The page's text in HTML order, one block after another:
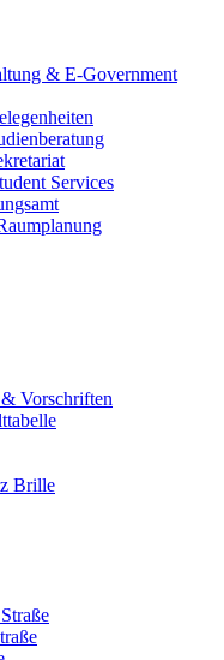
& E-Government
Services
Vorschriften
Brille